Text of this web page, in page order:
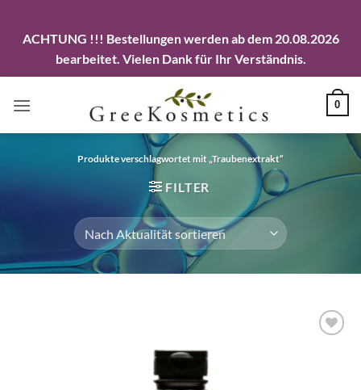
ACHTUNG !!! Bestellungen werden ab dem 20.08.2026
bearbeitet. Vielen Dank für Ihr Verständnis.
Inhalt
0
Produkte verschlagwortet mit „Traubenextrakt“
FILTER